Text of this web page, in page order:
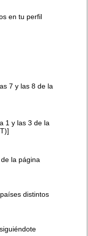
en tu perfil
7 y las 8 de la
1 y las 3 de la
la página
distintos